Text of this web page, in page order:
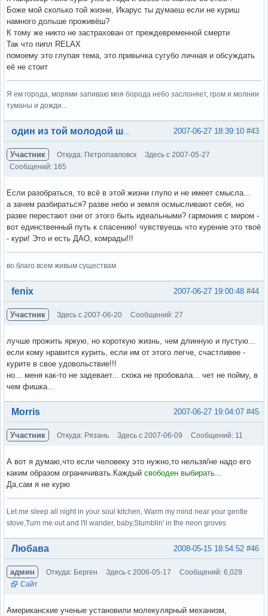
Боже мой сколько той жизни, Икарус ты думаеш если не куриш
намного дольше проживёш?
К тому же никто не застрахован от преждевременной смерти
Так что пипл RELAX
помоему это глупая тема, это привычка сугубо личная и обсуждать
её не стоит
Я ем города, морями запиваю моя борода небо заслоняет, гром и молнии
туманы и дожди...
Вне форума #43
2007-06-27 18:39:10
Участник Откуда: Петропавловск
Здесь с 2007-05-27
Сообщений: 165
Если разобраться, то всё в этой жизни глупо и не имеет смысла...
а зачем разбираться? разве небо и земля осмысливают себя, но
разве перестают они от этого быть идеальными? гармония с миром -
вот единственный путь к спасению! чувствуешь что курение это твоё
- кури! Это и есть ДАО, комрады!!!
во благо всем живым существам
Вне форума #44
2007-06-27 19:00:48
fenix
Участник Здесь с 2007-06-20 Сообщений: 27
лучше прожить яркую, но короткую жизнь, чем длинную и пустую...
если кому нравится курить, если им от этого легче, счастливее -
курите в свое удовольствие!!!
но... меня как-то не задевает... скока не пробовала... чет не пойму, в
чем фишка...
Вне форума #45
2007-06-27 19:04:07
Morris
Участник Откуда: Рязань Здесь с 2007-06-09 Сообщений: 11
А вот я думаю,что если человеку это нужно,то нельзя/не надо его
каким образом ограничивать.Каждый свободен выбирать...
Да,сам я не курю
Let me sleep all night in your soul kitchen, Warm my mind near your gentle
stove,Turn me out and I'll wander, baby,Stumblin' in the neon groves
Вне форума #46
2008-05-15 18:54:52
Любава
админ Откуда: Берген Здесь с 2006-05-17
Сообщений: 6,029
Сайт
Американские ученые установили молекулярный механизм,